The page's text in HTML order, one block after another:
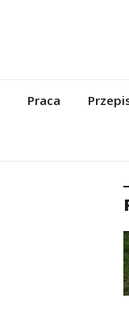
Praca